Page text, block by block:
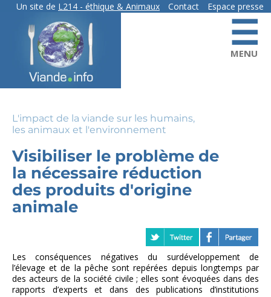
content
Un site de L214 - éthique & Animaux Contact Espace presse
L'impact de la viande sur les humains,
les animaux et l'environnement
Visibiliser le problème de
la nécessaire réduction
des produits d'origine
animale
Les conséquences négatives du surdéveloppement de
l’élevage et de la pêche sont repérées depuis longtemps par
des acteurs de la société civile ; elles sont évoquées dans des
rapports d’experts et dans des publications d’institutions
☰
MENU